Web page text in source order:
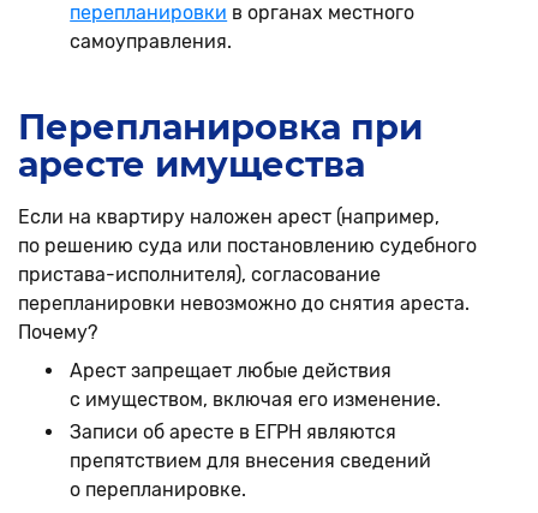
перепланировки в органах местного
самоуправления.
Перепланировка при
аресте имущества
Если на квартиру наложен арест (например,
по решению суда или постановлению судебного
пристава-исполнителя), согласование
перепланировки невозможно до снятия ареста.
Почему?
Арест запрещает любые действия
с имуществом, включая его изменение.
Записи об аресте в ЕГРН являются
препятствием для внесения сведений
о перепланировке.